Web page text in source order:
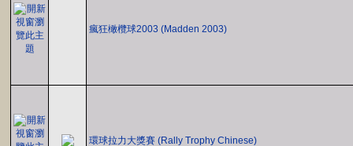
瘋狂橄欖球2003 (Madden 2003)
環球拉力大獎賽 (Rally Trophy Chinese)